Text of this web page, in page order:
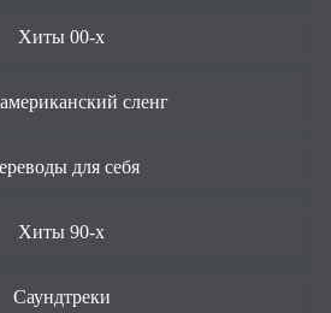
Хиты 00-х
сленг
для себя
Хиты 90-х
Саундтреки